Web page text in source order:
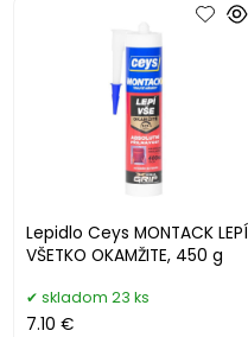
Lepidlo Ceys MONTACK LEPÍ
VŠETKO OKAMŽITE, 450 g
skladom 23 ks
7.10 €